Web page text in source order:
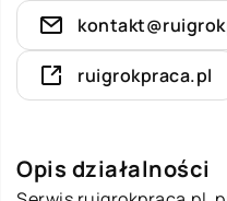
ruigrokpraca.pl
Opis działalności